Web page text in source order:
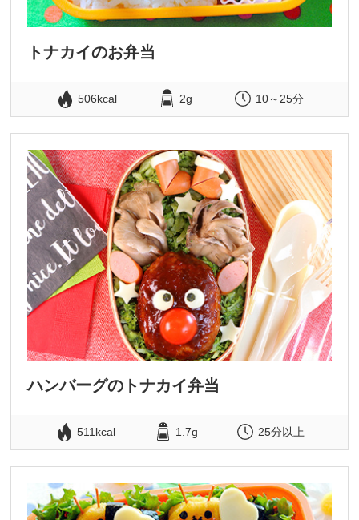
トナカイのお弁当
506kcal 2g 10～25分
ハンバーグのトナカイ弁当
511kcal 1.7g 25分以上